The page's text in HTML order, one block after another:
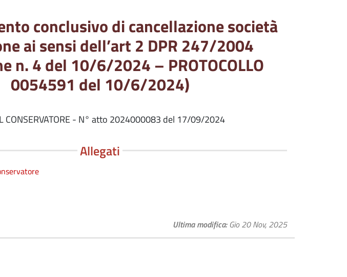
conclusivo di cancellazione società
ai sensi dell’art 2 DPR 247/2004
n. 4 del 10/6/2024 – PROTOCOLLO
0054591 del 10/6/2024)
CONSERVATORE - N° atto 2024000083 del 17/09/2024
Allegati
Ultima modifica Gio 20 Nov, 2025